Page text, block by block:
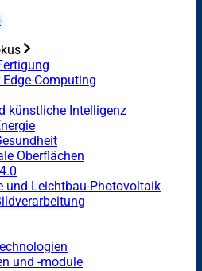
Computing
künstliche Intelligenz
Oberflächen
und Leichtbau-Photovoltaik
und -module